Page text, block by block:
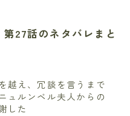
第27話のネタバレまと
越え、冗談を言うまで
ュルンベル夫人からの
した